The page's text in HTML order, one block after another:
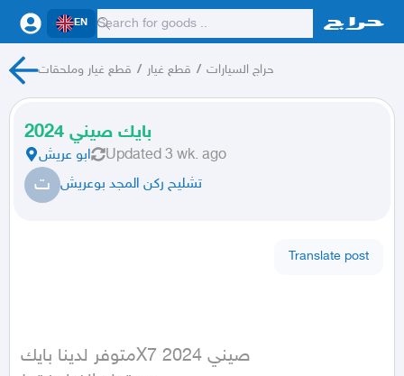
EN
قطع غيار وملحقات / قطع غيار / حراج السيارات
بايك صيني 2024
ابو عريش Updated 3 wk. ago
ت تشليح ركن المجد بوعريش
Translate post
متوفر لدينا بايكX7 صيني 2024